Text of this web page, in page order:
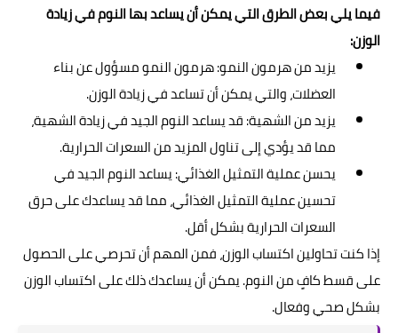
فيما يلي بعض الطرق التي يمكن أن يساعد بها النوم في زيادة
الوزن:
يزيد من هرمون النمو: هرمون النمو مسؤول عن بناء
العضلات، والتي يمكن أن تساعد في زيادة الوزن.
يزيد من الشهية: قد يساعد النوم الجيد في زيادة الشهية،
مما قد يؤدي إلى تناول المزيد من السعرات الحرارية.
يحسن عملية التمثيل الغذائي: يساعد النوم الجيد في
تحسين عملية التمثيل الغذائي، مما قد يساعدك على حرق
السعرات الحرارية بشكل أقل.
إذا كنت تحاولين اكتساب الوزن، فمن المهم أن تحرصي على الحصول
على قسط كافٍ من النوم. يمكن أن يساعدك ذلك على اكتساب الوزن
بشكل صحي وفعال.